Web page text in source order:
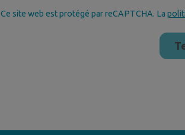
Ce site web est protégé par reCAPTCHA. La